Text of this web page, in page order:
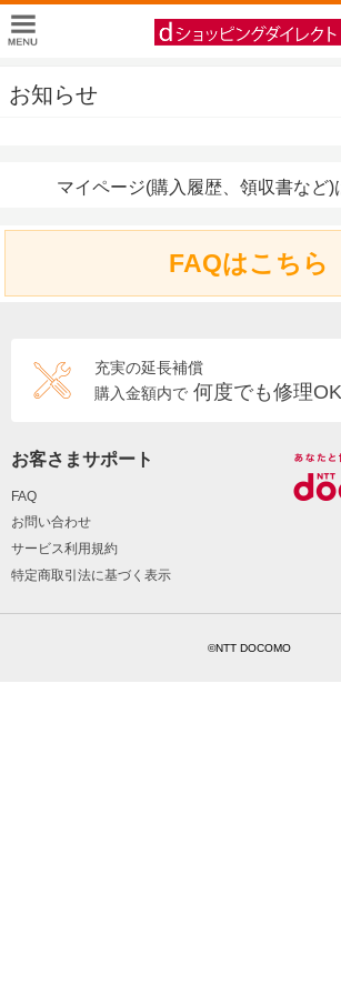
お知らせ
マイページ(購入履歴、領収書など)
FAQはこちら
充実の延長補償
購入金額内で 何度でも修理OK
お客さまサポート
FAQ
お問い合わせ
サービス利用規約
特定商取引法に基づく表示
©NTT DOCOMO